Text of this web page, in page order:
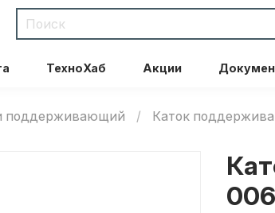
ТехноХаб Акции
поддерживающий Каток